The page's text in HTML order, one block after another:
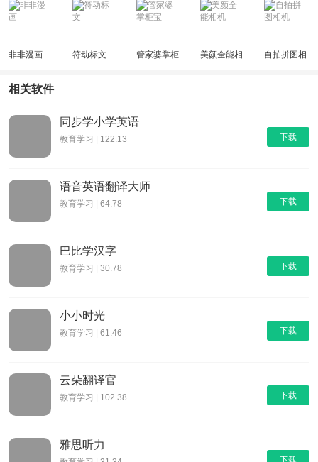
非非漫画 符动标文
管家婆掌柜
美颜全能相
自拍拼图相
相关软件
下载
同步学小学英语
教育学习 | 122.13
下载
语音英语翻译大师
教育学习 | 64.78
下载
巴比学汉字
教育学习 | 30.78
下载
小小时光
教育学习 | 61.46
下载
云朵翻译官
教育学习 | 102.38
下载
雅思听力